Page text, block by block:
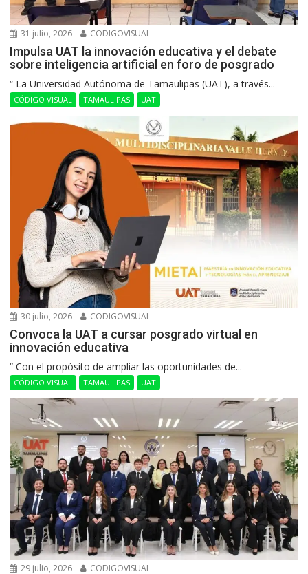
31 julio, 2026 CODIGOVISUAL
Impulsa UAT la innovación educativa y el debate
sobre inteligencia artificial en foro de posgrado
“ La Universidad Autónoma de Tamaulipas (UAT), a través...
CÓDIGO VISUAL TAMAULIPAS UAT
30 julio, 2026 CODIGOVISUAL
Convoca la UAT a cursar posgrado virtual en
innovación educativa
“ Con el propósito de ampliar las oportunidades de...
CÓDIGO VISUAL TAMAULIPAS UAT
29 julio, 2026 CODIGOVISUAL